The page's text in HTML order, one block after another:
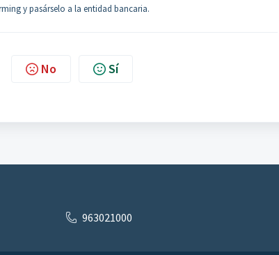
y pasárselo a la entidad bancaria.
No Sí
963021000